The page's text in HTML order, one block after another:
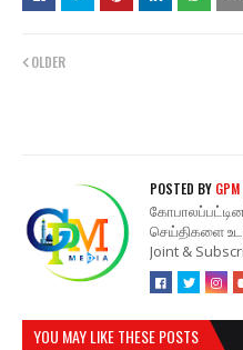
OLDER
POSTED BY
செய்திகளை
Joint &
YOU MAY LIKE THESE POSTS